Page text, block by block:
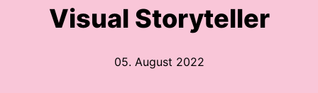
Visual Storyteller
05. August 2022